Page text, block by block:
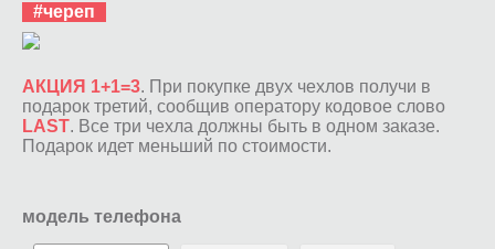
#череп
АКЦИЯ 1+1=3. При покупке двух чехлов получи в
подарок третий, сообщив оператору кодовое слово
LAST. Все три чехла должны быть в одном заказе.
Подарок идет меньший по стоимости.
модель телефона